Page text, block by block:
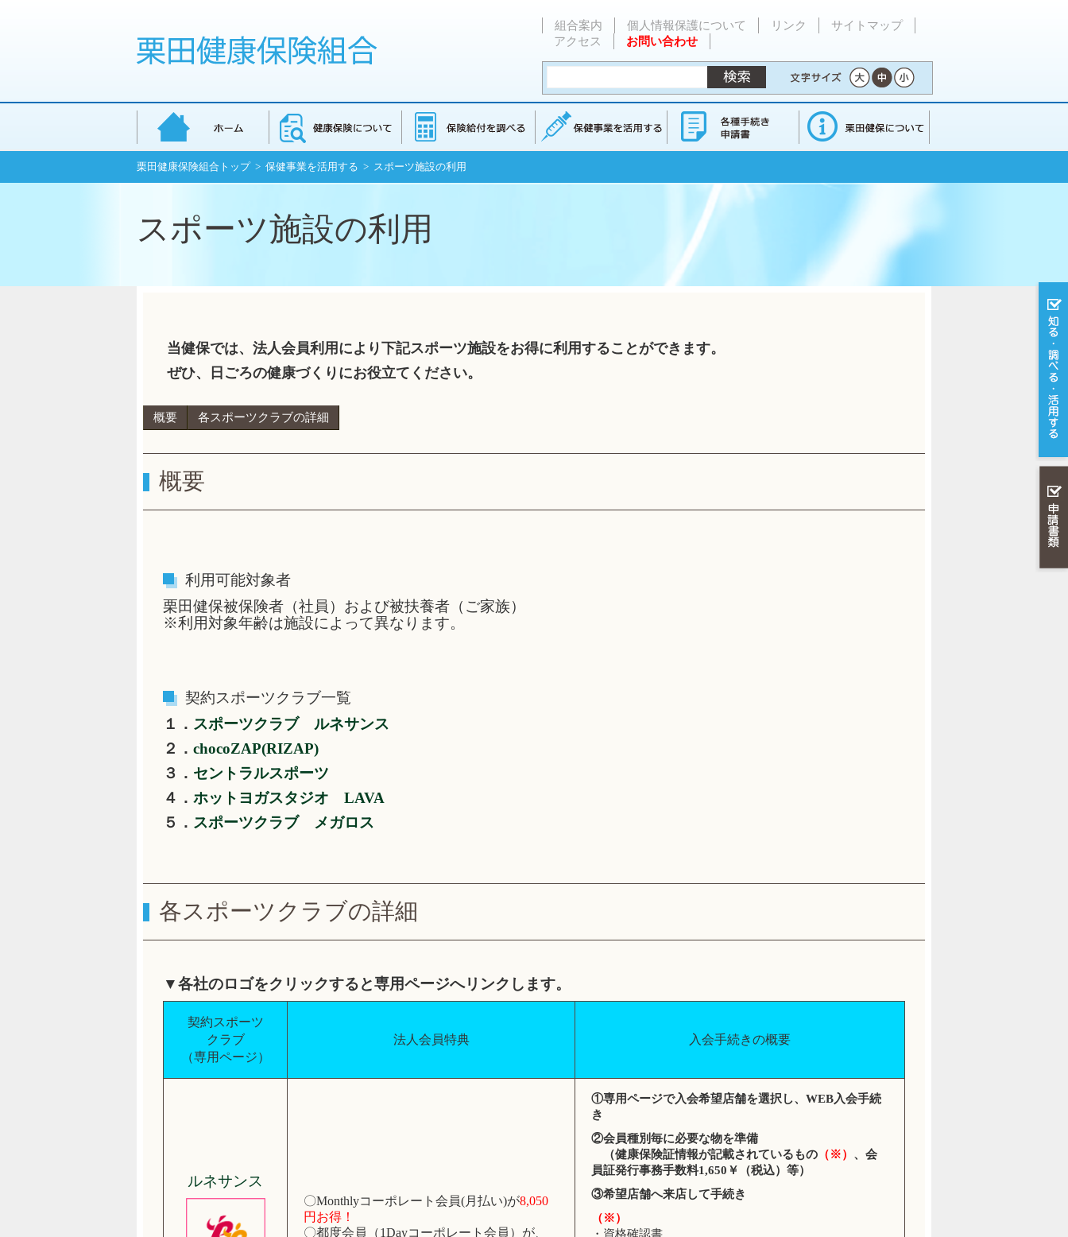
組合案内 個人情報保護について リンク
サイトマップ
アクセス
お問い合わせ
栗田健康保険組合トップ> 保健事業を活用する > スポーツ施設の利用
スポーツ施設の利用
当健保では、法人会員利用により下記スポーツ施設をお得に利用することができます。
ぜひ、日ごろの健康づくりにお役立てください。
概要 各スポーツクラブの詳細
概要
利用可能対象者
栗田健保被保険者（社員）および被扶養者（ご家族）
※利用対象年齢は施設によって異なります。
契約スポーツクラブ一覧
１． スポーツクラブ ルネサンス
２． chocoZAP(RIZAP)
３． セントラルスポーツ
４． ホットヨガスタジオ LAVA
５． スポーツクラブ メガロス
各スポーツクラブの詳細
▼各社のロゴをクリックすると専用ページへリンクします。
契約スポーツ
クラブ
（専用ページ）
法人会員特典 入会手続きの概要
ルネサンス
〇Monthlyコーポレート会員(月払い)が8,050
円お得！
〇都度会員（1Dayコーポレート会員）が、
①専用ページで入会希望店舗を選択し、WEB入会手続
き
②会員種別毎に必要な物を準備
（健康保険証情報が記載されているもの （※） 、会
員証発行事務手数料1,650￥（税込）等）
③希望店舗へ来店して手続き
（※）
・資格確認書